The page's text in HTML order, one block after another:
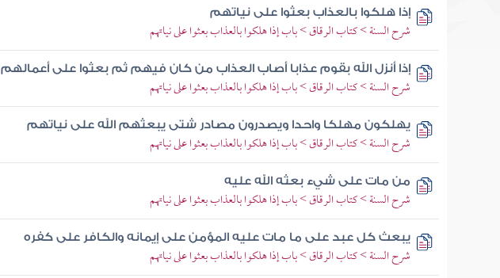
إذا هلكوا بالعذاب بعثوا على نياتهم
شرح السنة > كتاب الرقاق > باب إذا هلكوا بالعذاب بعثوا على نياتهم
إذا أنزل الله بقوم عذابا أصاب العذاب من كان فيهم ثم بعثوا على أعمالهم
شرح السنة > كتاب الرقاق > باب إذا هلكوا بالعذاب بعثوا على نياتهم
يهلكون مهلكا واحدا ويصدرون مصادر شتى يبعثهم الله على نياتهم
شرح السنة > كتاب الرقاق > باب إذا هلكوا بالعذاب بعثوا على نياتهم
من مات على شيء بعثه الله عليه
شرح السنة > كتاب الرقاق > باب إذا هلكوا بالعذاب بعثوا على نياتهم
يبعث كل عبد على ما مات عليه المؤمن على إيمانه والكافر على كفره
شرح السنة > كتاب الرقاق > باب إذا هلكوا بالعذاب بعثوا على نياتهم